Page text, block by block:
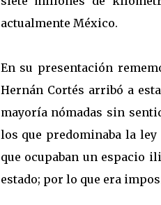
actualmente México.
En su presentación
Hernán Cortés arribó a
mayoría nómadas sin
los que predominaba la
que ocupaban un espacio
estado; por lo que era